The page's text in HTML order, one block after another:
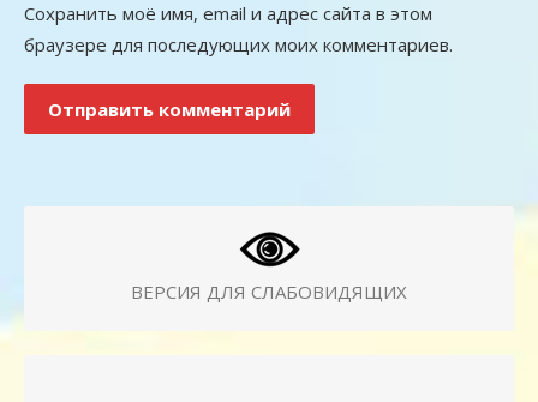
Сохранить моё имя, email и адрес сайта в этом
браузере для последующих моих комментариев.
ВЕРСИЯ ДЛЯ СЛАБОВИДЯЩИХ